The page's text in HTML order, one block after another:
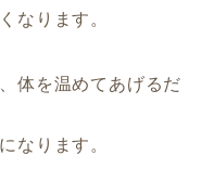
なります。
体を温めてあげるだ
なります。